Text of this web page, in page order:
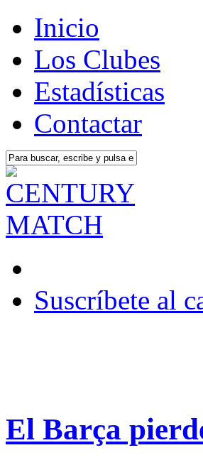
Inicio
Los Clubes
Estadísticas
Contactar
Suscríbete al
El Barça